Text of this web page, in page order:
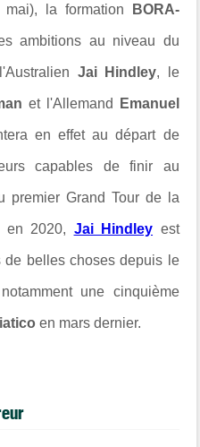
mai), la formation BORA-
ambitions au niveau du
Jai Hindley, le
et l'Allemand Emanuel
en effet au départ de
capables de finir au
premier Grand Tour de la
en 2020, Jai Hindley est
belles choses depuis le
une cinquième
en mars dernier.